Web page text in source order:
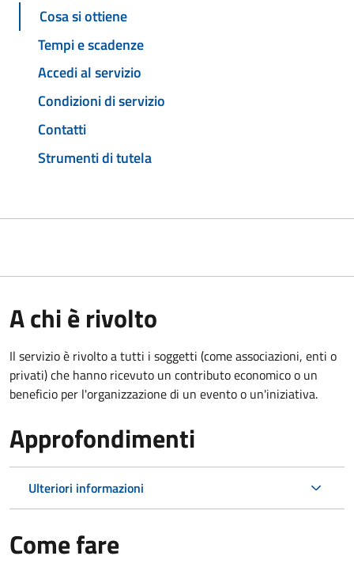
Cosa si ottiene
Tempi e scadenze
Accedi al servizio
Condizioni di servizio
Contatti
Strumenti di tutela
A chi è rivolto
Il servizio è rivolto a tutti i soggetti (come associazioni, enti o
privati) che hanno ricevuto un contributo economico o un
beneficio per l'organizzazione di un evento o un'iniziativa.
Approfondimenti
Ulteriori informazioni
Come fare